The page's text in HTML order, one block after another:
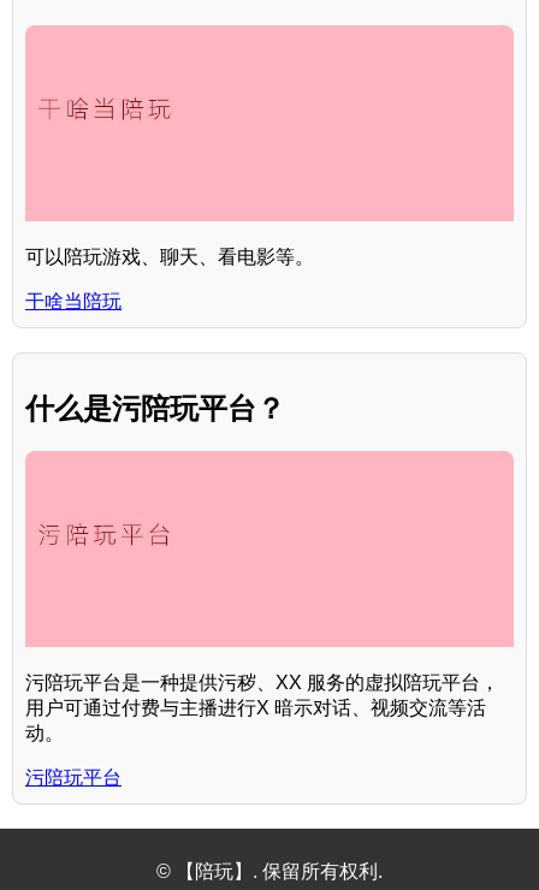
可以陪玩游戏、聊天、看电影等。
干啥当陪玩
什么是污陪玩平台？
污陪玩平台是一种提供污秽、XX 服务的虚拟陪玩平台，
用户可通过付费与主播进行X 暗示对话、视频交流等活
动。
污陪玩平台
© 【陪玩】. 保留所有权利.